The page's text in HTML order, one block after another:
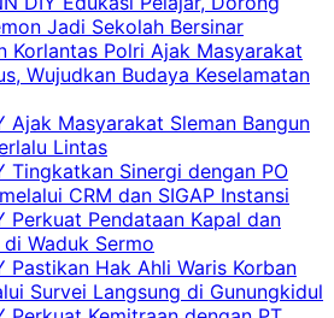
Jadi Sekolah Bersinar
Korlantas Polri Ajak Masyarakat
Wujudkan Budaya Keselamatan
Ajak Masyarakat Sleman Bangun
Lintas
Tingkatkan Sinergi dengan PO
CRM dan SIGAP Instansi
Perkuat Pendataan Kapal dan
di Waduk Sermo
Pastikan Hak Ahli Waris Korban
Survei Langsung di Gunungkidul